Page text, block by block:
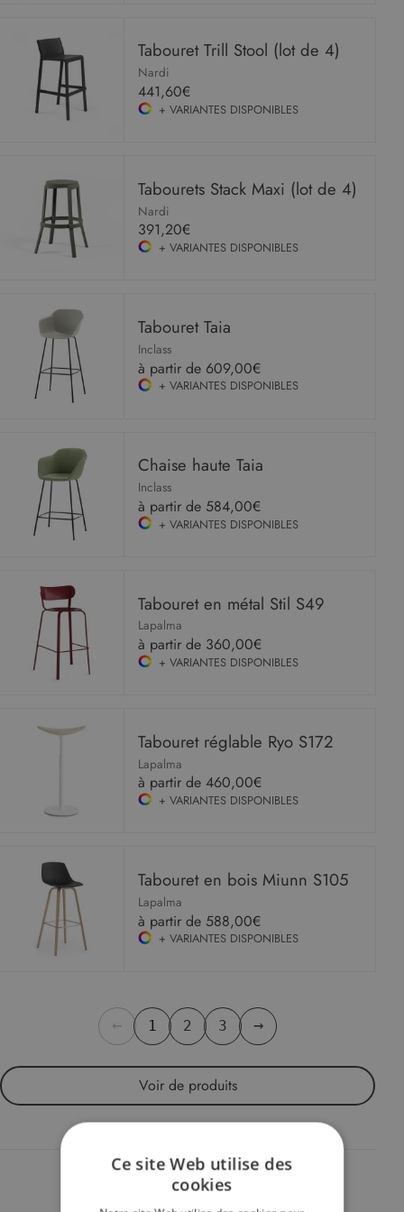
Tabouret Trill Stool (lot de 4)
Nardi
441,60€
+ VARIANTES DISPONIBLES
Tabourets Stack Maxi (lot de 4)
Nardi
391,20€
+ VARIANTES DISPONIBLES
Tabouret Taia
Inclass
à partir de 609,00€
+ VARIANTES DISPONIBLES
Chaise haute Taia
Inclass
à partir de 584,00€
+ VARIANTES DISPONIBLES
Tabouret en métal Stil S49
Lapalma
à partir de 360,00€
+ VARIANTES DISPONIBLES
Tabouret réglable Ryo S172
Lapalma
à partir de460,00€
+ VARIANTES DISPONIBLES
Tabouret en bois Miunn S105
Lapalma
à partir de 588,00€
+ VARIANTES DISPONIBLES
← 1 2 3 →
Voir de produits
Ce site Web utilise des
cookies